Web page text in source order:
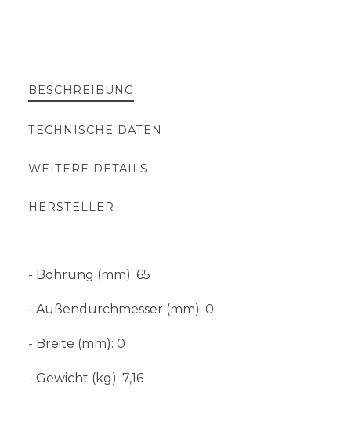
BESCHREIBUNG
TECHNISCHE DATEN
WEITERE DETAILS
HERSTELLER
- Bohrung (mm): 65
- Außendurchmesser (mm): 0
- Breite (mm): 0
- Gewicht (kg): 7,16